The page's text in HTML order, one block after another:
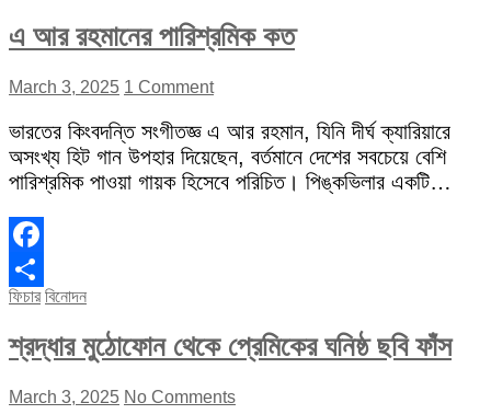
এ আর রহমানের পারিশ্রমিক কত
March 3, 2025 1 Comment
ভারতের কিংবদন্তি সংগীতজ্ঞ এ আর রহমান, যিনি দীর্ঘ ক্যারিয়ারে
অসংখ্য হিট গান উপহার দিয়েছেন, বর্তমানে দেশের সবচেয়ে বেশি
পারিশ্রমিক পাওয়া গায়ক হিসেবে পরিচিত। পিঙ্কভিলার একটি…
Facebook
Share
ফিচার বিনোদন
শ্রদ্ধার মুঠোফোন থেকে প্রেমিকের ঘনিষ্ঠ ছবি ফাঁস
March 3, 2025 No Comments